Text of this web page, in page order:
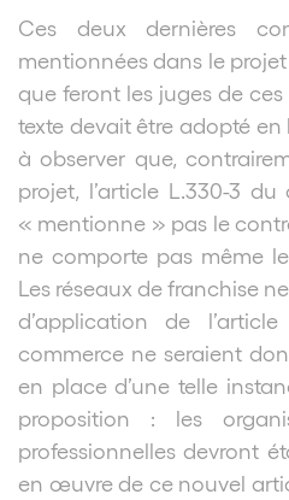
Ces deux dernières
mentionnées dans le
que feront les juges de
texte devait être adopté en
à observer que,
projet, l’article L.330-3
« mentionne » pas le
ne comporte pas même
Les réseaux de franchise
d’application de
commerce ne seraient
en place d’une telle
proposition : les
professionnelles devront
en œuvre de ce nouvel